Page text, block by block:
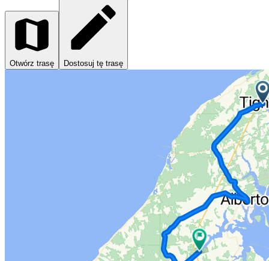
Otwórz trasę Dostosuj tę trasę